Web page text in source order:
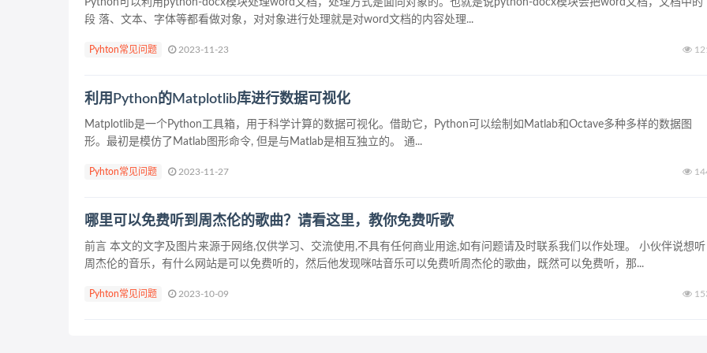
段 落、文本、字体等都看做对象，对对象进行处理就是对word文档的内容处理...
Pyhton常见问题 2023-11-23
利用Python的Matplotlib库进行数据可视化
Matplotlib是一个Python工具箱，用于科学计算的数据可视化。借助它，Python可以绘制如Matlab和Octave多种多样的数据图
形。最初是模仿了Matlab图形命令, 但是与Matlab是相互独立的。 通...
Pyhton常见问题 2023-11-27
哪里可以免费听到周杰伦的歌曲？请看这里，教你免费听歌
前言 本文的文字及图片来源于网络,仅供学习、交流使用,不具有任何商业用途,如有问题请及时联系我们以作处理。 小伙伴说想听
周杰伦的音乐，有什么网站是可以免费听的，然后他发现咪咕音乐可以免费听周杰伦的歌曲，既然可以免费听，那...
Pyhton常见问题 2023-10-09